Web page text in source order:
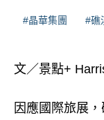
#晶華集團 #礁
文／景點+
因應國際旅展